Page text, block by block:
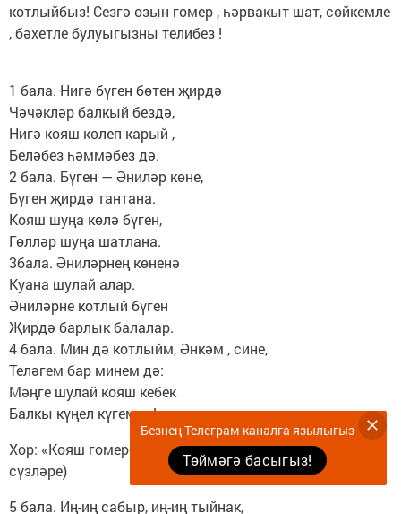
котлыйбыз! Сезгә озын гомер , һәрвакыт шат, сөйкемле
, бәхетле булуыгызны телибез !
1 бала. Нигә бүген бөтен җирдә
Чәчәкләр балкый бездә,
Нигә кояш көлеп карый ,
Беләбез һәммәбез дә.
2 бала. Бүген — Әниләр көне,
Бүген җирдә тантана.
Кояш шуңа көлә бүген,
Гөлләр шуңа шатлана.
3бала. Әниләрнең көненә
Куана шулай алар.
Әниләрне котлый бүген
Җирдә барлык балалар.
4 бала. Мин дә котлыйм, Әнкәм , сине,
Теләгем бар минем дә:
Мәңге шулай кояш кебек
Балкы күңел күгемдә!
Хор: «Кояш гомере» (Ф.Әхмәдиев көе, Г.Зәйнәшева
сүзләре)
5 бала. Иң-иң сабыр, иң-иң тыйнак,
Безнең Телеграм-каналга язылыгыз
Төймәгә басыгыз!